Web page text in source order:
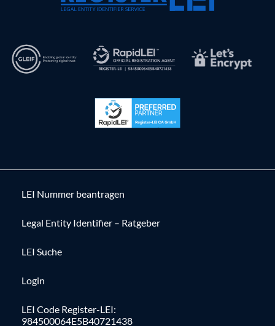
LEI Nummer beantragen
Legal Entity Identifier – Ratgeber
LEI Suche
Login
LEI Code Register-LEI:
984500064E5B40721438